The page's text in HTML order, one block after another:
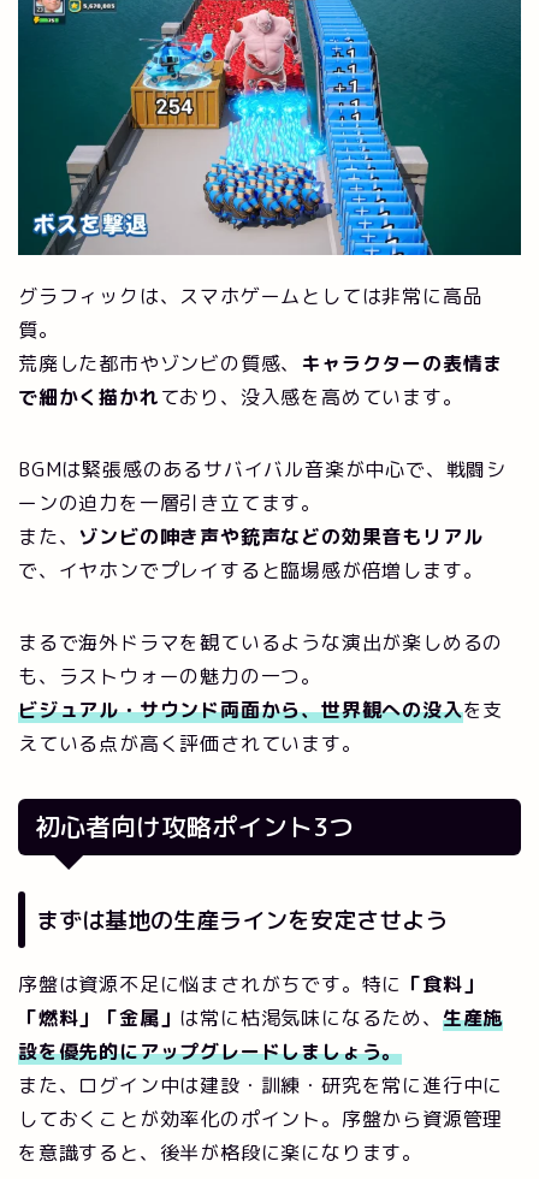
グラフィックは、スマホゲームとしては非常に高品
質。
荒廃した都市やゾンビの質感、 キャラクターの表情ま
で細かく描かれており、没入感を高めています。
BGMは緊張感のあるサバイバル音楽が中心で、戦闘シ
ーンの迫力を一層引き立てます。
また、 ゾンビの呻き声や銃声などの効果音もリアル
で、イヤホンでプレイすると臨場感が倍増します。
まるで海外ドラマを観ているような演出が楽しめるの
も、ラストウォーの魅力の一つ。
ビジュアル・サウンド両面から、世界観への没入を支
えている点が高く評価されています。
初心者向け攻略ポイント3つ
まずは基地の生産ラインを安定させよう
序盤は資源不足に悩まされがちです。特に 「食料」
「燃料」「金属」 は常に枯渇気味になるため、 生産施
設を優先的にアップグレードしましょう。
また、ログイン中は建設・訓練・研究を常に進行中に
しておくことが効率化のポイント。序盤から資源管理
を意識すると、後半が格段に楽になります。